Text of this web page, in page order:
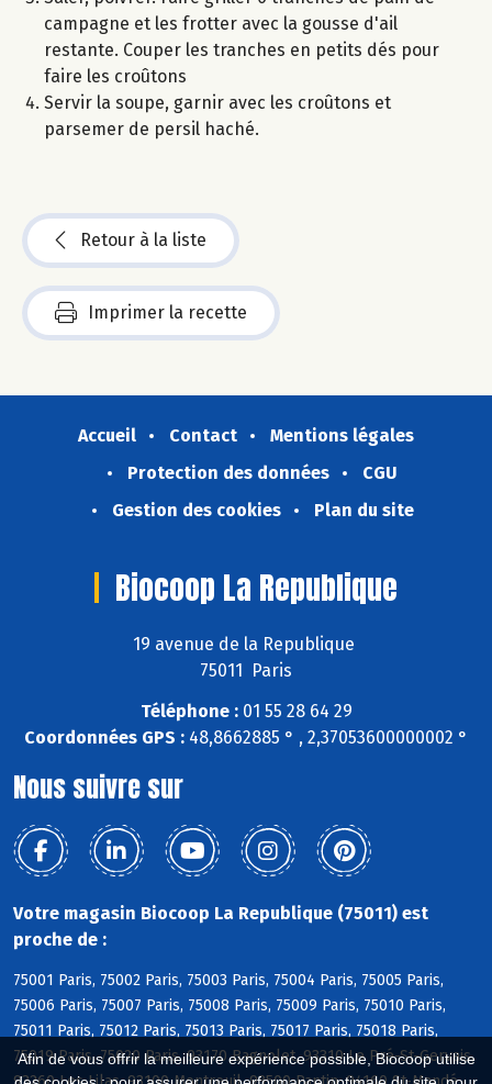
Afin de vous offrir la meilleure expérience possible, Biocoop utilise
campagne et les frotter avec la gousse d'ail
restante. Couper les tranches en petits dés pour
faire les croûtons
Servir la soupe, garnir avec les croûtons et
parsemer de persil haché.
Retour à la liste
Imprimer la recette
Accueil Contact
Mentions légales
Protection des données
CGU
Gestion des cookies
Plan du site
Biocoop La Republique
19 avenue de la Republique
75011 Paris
Téléphone :01 55 28 64 29
Coordonnées GPS : 48,8662885 ° , 2,37053600000002 °
Nous suivre sur
Votre magasin Biocoop La Republique (75011) est
proche de :
75001 Paris, 75002 Paris, 75003 Paris, 75004 Paris, 75005 Paris,
75006 Paris, 75007 Paris, 75008 Paris, 75009 Paris, 75010 Paris,
75011 Paris, 75012 Paris, 75013 Paris, 75017 Paris, 75018 Paris,
75019 Paris, 75020 Paris, 93170 Bagnolet, 93310 Le Pré-St-Gervais,